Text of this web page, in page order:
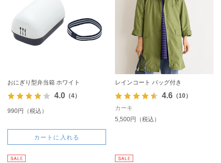
おにぎり型弁当箱 ホワイト
4.0（4）
990円（税込）
カートに入れる
レインコート バッグ付き
4.6（10）
カーキ
5,500円（税込）